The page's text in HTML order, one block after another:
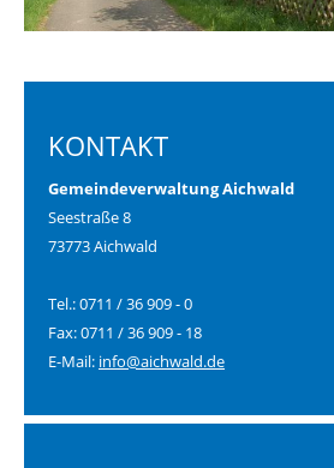
KONTAKT
Gemeindeverwaltung Aichwald
Seestraße 8
73773 Aichwald
Tel.: 0711 / 36 909 - 0
Fax: 0711 / 36 909 - 18
E-Mail: info@aichwald.de